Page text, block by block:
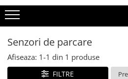
Volkswagen
Audi
Mercedes Benz
Senzori de parcare
Afiseaza: 1-1 din 1 produse
FILTRE